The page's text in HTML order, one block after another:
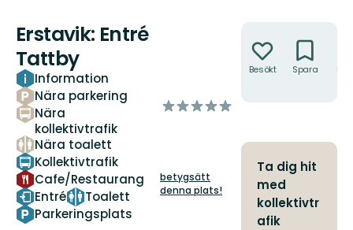
Erstavik: Entré
Tattby
Information
Nära parkering
Nära
kollektivtrafik
Nära toalett
Kollektivtrafik
Cafe/Restaurang
Entré
Toalett
Parkeringsplats
av
betygsätt
denna plats!
Besökt Spara
Ta dig hit
med
kollektivtr
afik